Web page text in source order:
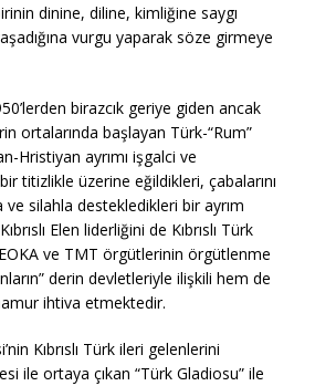
dinine, diline, kimliğine saygı
vurgu yaparak söze girmeye
birazcık geriye giden ancak
ortalarında başlayan Türk-“Rum”
Hristiyan ayrımı işgalci ve
titizlikle üzerine eğildikleri, çabalarını
silahla destekledikleri bir ayrım
Elen liderliğini de Kıbrıslı Türk
ve TMT örgütlerinin örgütlenme
derin devletleriyle ilişkili hem de
ihtiva etmektedir.
Kıbrıslı Türk ileri gelenlerini
ile ortaya çıkan “Türk Gladiosu” ile